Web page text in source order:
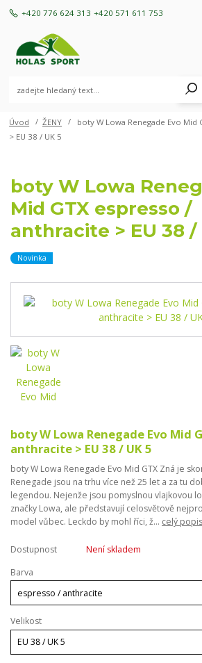
+420 776 624 313 +420 571 611 753
Úvod ŽENY
boty W Lowa Renegade Evo Mid
> EU 38 / UK 5
boty W Lowa
Mid GTX espresso /
anthracite > EU 38 /
Novinka
boty W Lowa Renegade Evo Mid
anthracite > EU 38 / UK 5
boty W Lowa Renegade Evo Mid GTX Zná je
Renegade jsou na trhu více než 25 let a za tu
legendou. Nejenže jsou pomyslnou vlajkovou
značky Lowa, ale představují celosvětově
model vůbec. Leckdo by mohl říci, ž... celý popis
Dostupnost
Není skladem
Barva
Velikost